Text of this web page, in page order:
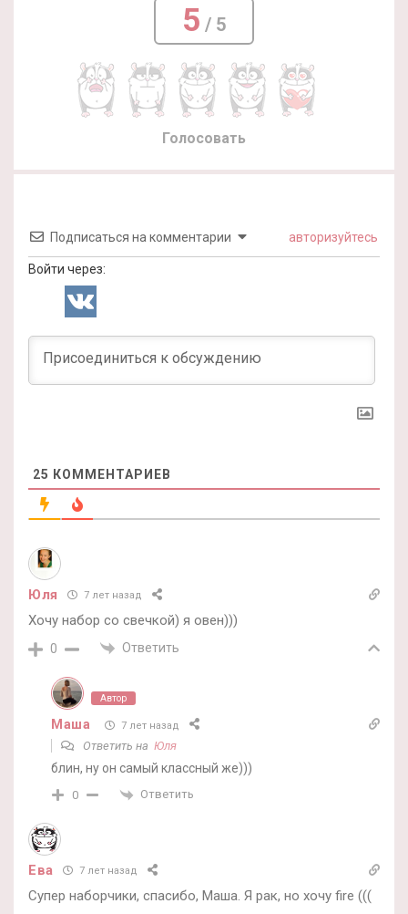
5 / 5
Голосовать
Подписаться на комментарии авторизуйтесь
Войти через:
25 КОММЕНТАРИЕВ
Юля 7 лет назад
Хочу набор со свечкой) я овен)))
0 Ответить
Автор
Маша 7 лет назад
Ответить на Юля
блин, ну он самый классный же)))
0 Ответить
Ева 7 лет назад
Супер наборчики, спасибо, Маша. Я рак, но хочу fire (((